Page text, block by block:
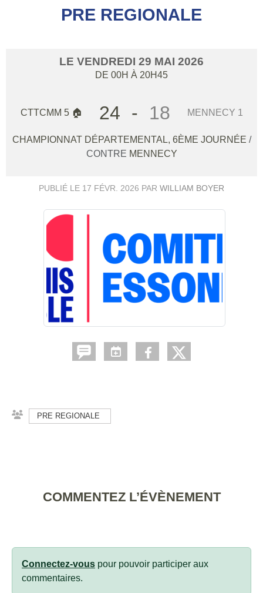
PRE REGIONALE
LE VENDREDI 29 MAI 2026
DE 00H À 20H45
CTTCMM 5 🏠 24 - 18 MENNECY 1
CHAMPIONNAT DÉPARTEMENTAL, 6ÈME JOURNÉE /
CONTRE MENNECY
PUBLIÉ LE 17 FÉVR. 2026 PAR WILLIAM BOYER
PRE REGIONALE
COMMENTEZ L’ÉVÈNEMENT
Connectez-vous pour pouvoir participer aux
commentaires.